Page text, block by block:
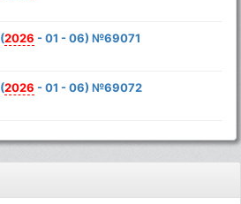
(2026 - 01 - 06) №69071
(2026 - 01 - 06) №69072